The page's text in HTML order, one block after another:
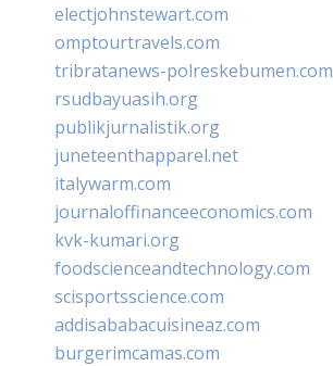
electjohnstewart.com
omptourtravels.com
tribratanews-polreskebumen.com
rsudbayuasih.org
publikjurnalistik.org
juneteenthapparel.net
italywarm.com
journaloffinanceeconomics.com
kvk-kumari.org
foodscienceandtechnology.com
scisportsscience.com
addisababacuisineaz.com
burgerimcamas.com